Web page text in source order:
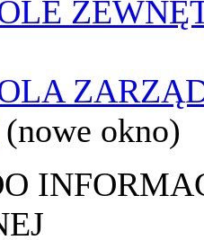
(nowe okno)